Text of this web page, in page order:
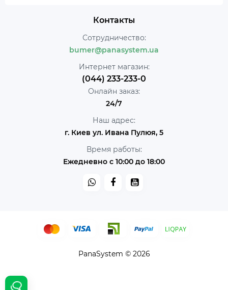
Контакты
Сотрудничество:
bumer@panasystem.ua
Интернет магазин:
(044) 233-233-0
Онлайн заказ:
24/7
Наш адрес:
г. Киев ул. Ивана Пулюя, 5
Время работы:
Ежедневно с 10:00 до 18:00
PanaSystem © 2026